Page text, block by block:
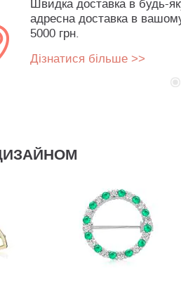
Швидка доставка в будь-
адресна доставка в
5000 грн.
Дізнатися більше >>